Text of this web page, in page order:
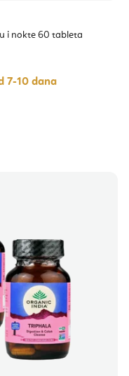
i nokte 60 tableta
7-10 dana